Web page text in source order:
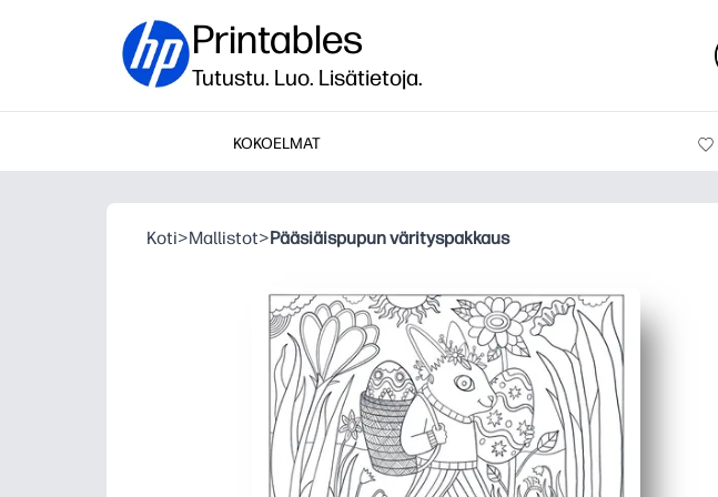
Printables
Tutustu. Luo. Lisätietoja.
KOKOELMAT
Koti>Mallistot>Pääsiäispupun värityspakkaus